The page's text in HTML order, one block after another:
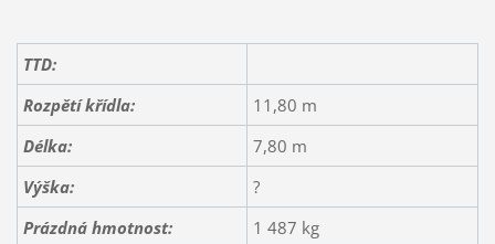
TTD:
Rozpětí křídla:
11,80 m
Délka:
7,80 m
Výška:
?
Prázdná hmotnost:
1 487 kg